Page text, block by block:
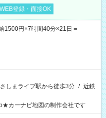
WEB登録・面接OK
円×7時間40分×21日＝
しまライブ駅から徒歩3分 / 近鉄
カーナビ地図の制作会社です